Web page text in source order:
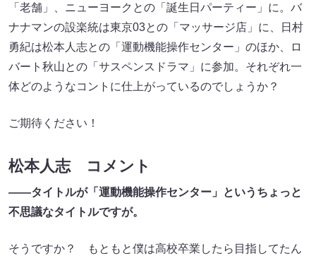
「老舗」、ニューヨークとの「誕生日パーティー」に。バ
ナナマンの設楽統は東京03との「マッサージ店」に、日村
勇紀は松本人志との「運動機能操作センター」のほか、ロ
バート秋山との「サスペンスドラマ」に参加。それぞれ一
体どのようなコントに仕上がっているのでしょうか？
ご期待ください！
松本人志 コメント
――タイトルが「運動機能操作センター」というちょっと
不思議なタイトルですが。
そうですか？ もともと僕は高校卒業したら目指してたん